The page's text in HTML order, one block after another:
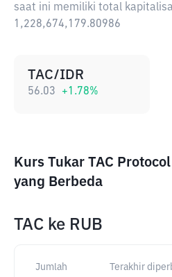
saat ini memiliki total
1,228,674,179.80986
TAC/IDR
56.03 +1.78%
Kurs Tukar TAC
yang Berbeda
TAC ke RUB
Jumlah Terakhir